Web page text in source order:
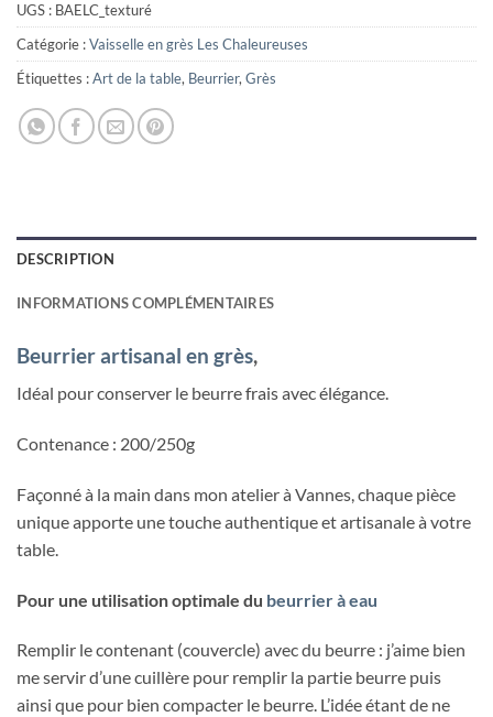
UGS : BAELC_texturé
Catégorie :Vaisselle en grès Les Chaleureuses
Étiquettes :Art de la table, Beurrier, Grès
DESCRIPTION
INFORMATIONS COMPLÉMENTAIRES
Beurrier artisanal en grès,
Idéal pour conserver le beurre frais avec élégance.
Contenance : 200/250g
Façonné à la main dans mon atelier à Vannes, chaque pièce
unique apporte une touche authentique et artisanale à votre
table.
Pour une utilisation optimale du beurrier à eau
Remplir le contenant (couvercle) avec du beurre : j’aime bien
me servir d’une cuillère pour remplir la partie beurre puis
ainsi que pour bien compacter le beurre. L’idée étant de ne